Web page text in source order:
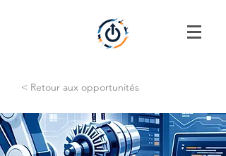
< Retour aux opportunités